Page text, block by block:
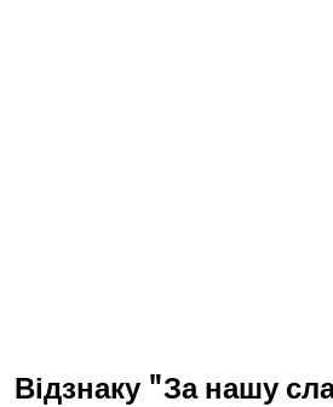
Відзнаку "За нашу